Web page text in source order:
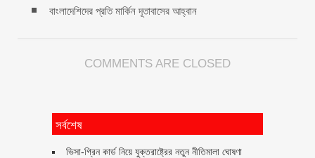
বাংলাদেশিদের প্রতি মার্কিন দূতাবাসের আহ্বান
COMMENTS ARE CLOSED
সর্বশেষ
ভিসা-গ্রিন কার্ড নিয়ে যুক্তরাষ্ট্রের নতুন নীতিমালা ঘোষণা